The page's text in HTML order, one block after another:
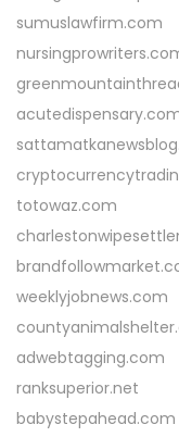
sumuslawfirm.com
totowaz.com
weeklyjobnews.com
adwebtagging.com
ranksuperior.net
babystepahead.com